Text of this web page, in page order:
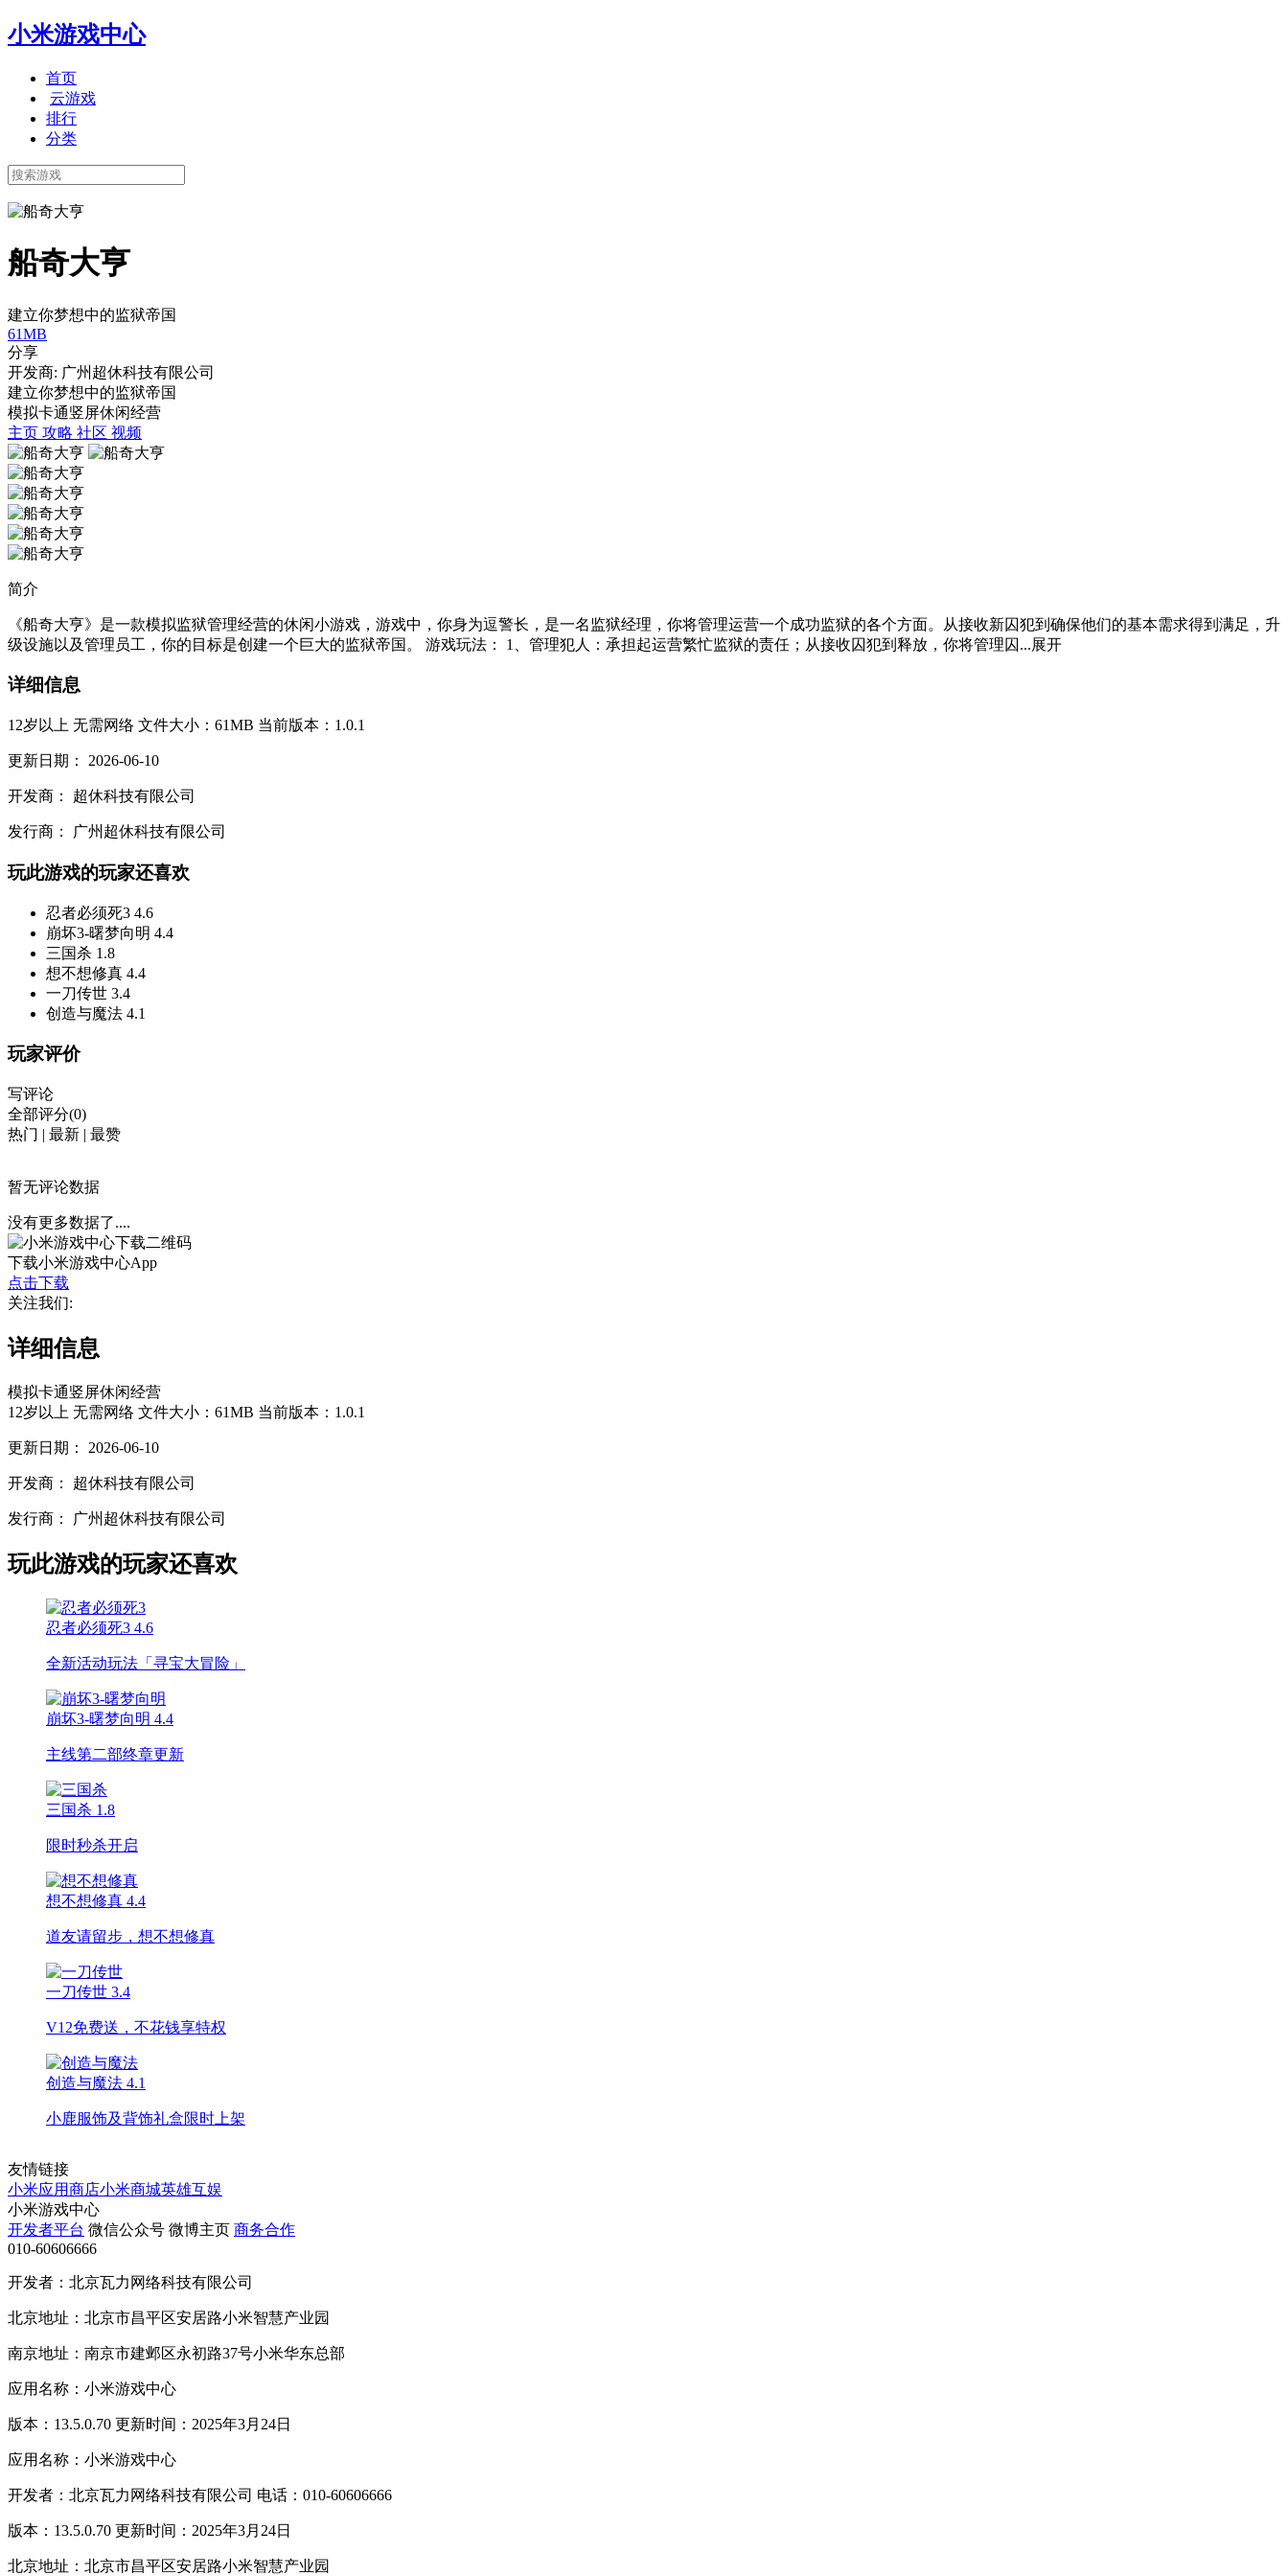
小米游戏中心
首页
云游戏
排行
分类
船奇大亨
建立你梦想中的监狱帝国
61MB
分享
开发商: 广州超休科技有限公司
建立你梦想中的监狱帝国
模拟卡通竖屏休闲经营
主页 攻略 社区 视频
简介
《船奇大亨》是一款模拟监狱管理经营的休闲小游戏，游戏中，你身为逗警长，是一名监狱经理，你将管理运营一个成功监狱的各个方面。从接收新囚犯到确保他们的基本需求得到满足，升
级设施以及管理员工，你的目标是创建一个巨大的监狱帝国。 游戏玩法： 1、管理犯人：承担起运营繁忙监狱的责任；从接收囚犯到释放，你将管理囚...展开
详细信息
12岁以上 无需网络 文件大小：61MB 当前版本：1.0.1
更新日期： 2026-06-10
开发商： 超休科技有限公司
发行商： 广州超休科技有限公司
玩此游戏的玩家还喜欢
忍者必须死3 4.6
崩坏3-曙梦向明 4.4
三国杀 1.8
想不想修真 4.4
一刀传世 3.4
创造与魔法 4.1
玩家评价
写评论
全部评分(0)
热门 | 最新 | 最赞
暂无评论数据
没有更多数据了....
下载小米游戏中心App
点击下载
关注我们:
详细信息
模拟卡通竖屏休闲经营
12岁以上 无需网络 文件大小：61MB 当前版本：1.0.1
更新日期： 2026-06-10
开发商： 超休科技有限公司
发行商： 广州超休科技有限公司
玩此游戏的玩家还喜欢
忍者必须死3 4.6
全新活动玩法「寻宝大冒险」
崩坏3-曙梦向明 4.4
主线第二部终章更新
三国杀 1.8
限时秒杀开启
想不想修真 4.4
道友请留步，想不想修真
一刀传世 3.4
V12免费送，不花钱享特权
创造与魔法 4.1
小鹿服饰及背饰礼盒限时上架
友情链接
小米应用商店小米商城英雄互娱
小米游戏中心
开发者平台 微信公众号 微博主页 商务合作
010-60606666
开发者：北京瓦力网络科技有限公司
北京地址：北京市昌平区安居路小米智慧产业园
南京地址：南京市建邺区永初路37号小米华东总部
应用名称：小米游戏中心
版本：13.5.0.70 更新时间：2025年3月24日
应用名称：小米游戏中心
开发者：北京瓦力网络科技有限公司 电话：010-60606666
版本：13.5.0.70 更新时间：2025年3月24日
北京地址：北京市昌平区安居路小米智慧产业园